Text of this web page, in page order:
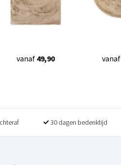
vanaf 49,90 vanaf
30 dagen bedenktijd